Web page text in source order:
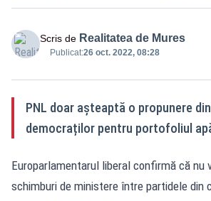
Scris de Realitatea de Mures
Publicat:26 oct. 2022, 08:28
PNL doar așteaptă o propunere
democraților pentru portofoliul
Europarlamentarul liberal confirmă că nu
schimburi de ministere între partidele din